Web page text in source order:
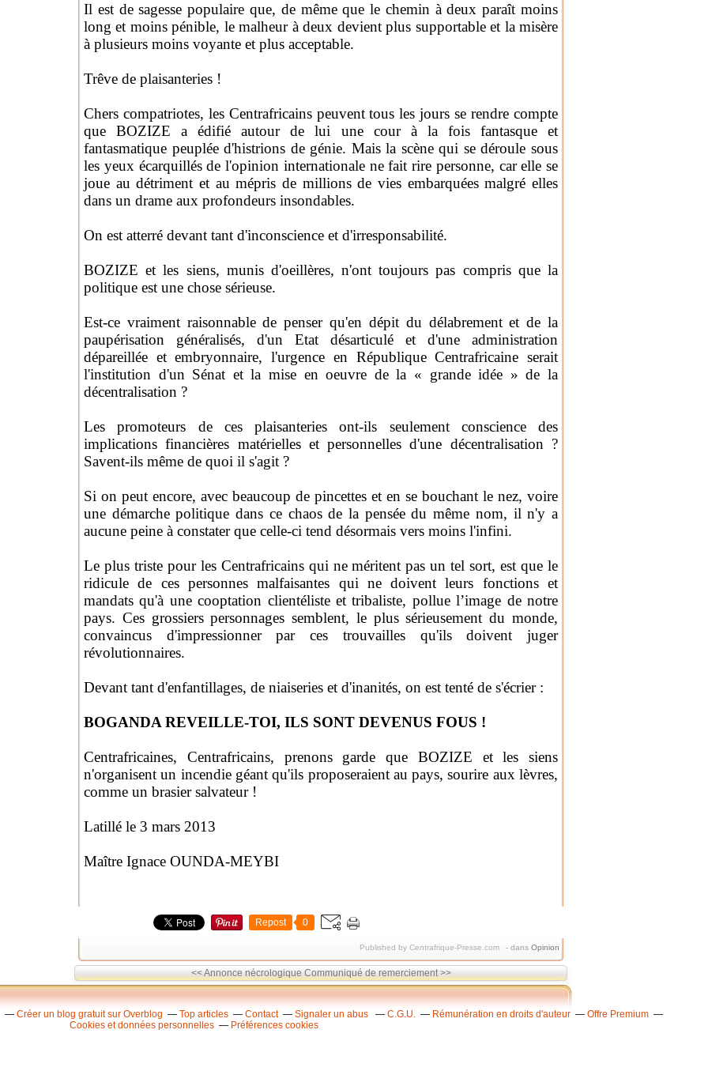
Il est de sagesse populaire que, de même que le chemin à deux paraît moins
long et moins pénible, le malheur à deux devient plus supportable et la misère
à plusieurs moins voyante et plus acceptable.
Trêve de plaisanteries !
Chers compatriotes, les Centrafricains peuvent tous les jours se rendre compte
que BOZIZE a édifié autour de lui une cour à la fois fantasque et
fantasmatique peuplée d'histrions de génie. Mais la scène qui se déroule sous
les yeux écarquillés de l'opinion internationale ne fait rire personne, car elle se
joue au détriment et au mépris de millions de vies embarquées malgré elles
dans un drame aux profondeurs insondables.
On est atterré devant tant d'inconscience et d'irresponsabilité.
BOZIZE et les siens, munis d'oeillères, n'ont toujours pas compris que la
politique est une chose sérieuse.
Est-ce vraiment raisonnable de penser qu'en dépit du délabrement et de la
paupérisation généralisés, d'un Etat désarticulé et d'une administration
dépareillée et embryonnaire, l'urgence en République Centrafricaine serait
l'institution d'un Sénat et la mise en oeuvre de la « grande idée » de la
décentralisation ?
Les promoteurs de ces plaisanteries ont-ils seulement conscience des
implications financières matérielles et personnelles d'une décentralisation ?
Savent-ils même de quoi il s'agit ?
Si on peut encore, avec beaucoup de pincettes et en se bouchant le nez, voire
une démarche politique dans ce chaos de la pensée du même nom, il n'y a
aucune peine à constater que celle-ci tend désormais vers moins l'infini.
Le plus triste pour les Centrafricains qui ne méritent pas un tel sort, est que le
ridicule de ces personnes malfaisantes qui ne doivent leurs fonctions et
mandats qu'à une cooptation clientéliste et tribaliste, pollue l’image de notre
pays. Ces grossiers personnages semblent, le plus sérieusement du monde,
convaincus d'impressionner par ces trouvailles qu'ils doivent juger
révolutionnaires.
Devant tant d'enfantillages, de niaiseries et d'inanités, on est tenté de s'écrier :
BOGANDA REVEILLE-TOI, ILS SONT DEVENUS FOUS !
Centrafricaines, Centrafricains, prenons garde que BOZIZE et les siens
n'organisent un incendie géant qu'ils proposeraient au pays, sourire aux lèvres,
comme un brasier salvateur !
Latillé le 3 mars 2013
Maître Ignace OUNDA-MEYBI
Repost 0
Published by Centrafrique-Presse.com - dans Opinion
<< Annonce nécrologique Communiqué de remerciement >>
Créer un blog gratuit sur Overblog Top articles Contact Signaler un abus C.G.U. Rémunération en droits d'auteur
Offre Premium
Cookies et données personnelles
Préférences cookies